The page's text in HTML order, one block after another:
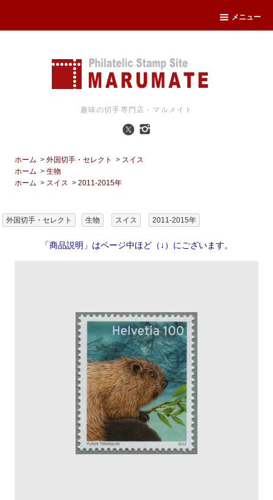
メニュー
趣味の切手専門店・マルメイト
ホーム >外国切手・セレクト > スイス
ホーム >生物
ホーム > スイス >2011-2015年
外国切手・セレクト 生物 スイス 2011-2015年
「商品説明」はページ中ほど（↓）にございます。